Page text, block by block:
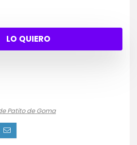
LO QUIERO
Patito de Goma